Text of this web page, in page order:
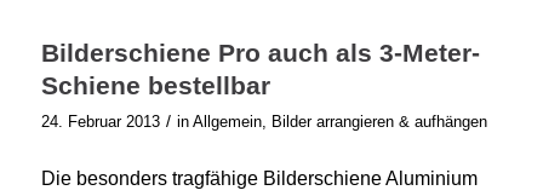
Bilderschiene Pro auch als 3-Meter-
Schiene bestellbar
24. Februar 2013 / in Allgemein, Bilder arrangieren & aufhängen
Die besonders tragfähige Bilderschiene Aluminium